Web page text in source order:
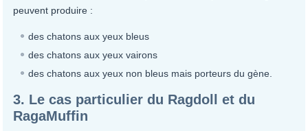
peuvent produire :
des chatons aux yeux bleus
des chatons aux yeux vairons
des chatons aux yeux non bleus mais porteurs du gène.
3. Le cas particulier du Ragdoll et du
RagaMuffin